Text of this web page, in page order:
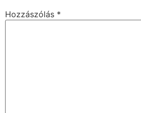
Hozzászólás *